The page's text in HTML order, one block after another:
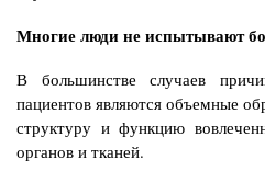
Многие люди не испытывают
В большинстве случаев
пациентов являются объемные
структуру и функцию
органов и тканей.